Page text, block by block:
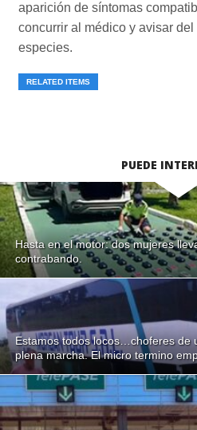
aparición de síntomas
concurrir al médico y avisar
especies.
RELATED ITEMS
PUEDE
Hasta en el motor: dos mujeres
contrabando.
Estamos todos locos…choferes de
plena marcha. El micro termino